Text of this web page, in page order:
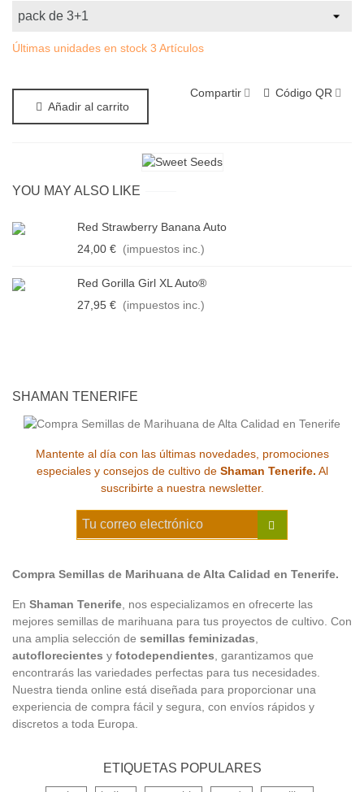
Últimas unidades en stock 3 Artículos
Añadir al carrito
Compartir Código QR
YOU MAY ALSO LIKE
Red Strawberry Banana Auto
24,00 € (impuestos inc.)
Red Gorilla Girl XL Auto®
27,95 € (impuestos inc.)
SHAMAN TENERIFE
Mantente al día con las últimas novedades, promociones
especiales y consejos de cultivo de Shaman Tenerife. Al
suscribirte a nuestra newsletter.
Compra Semillas de Marihuana de Alta Calidad en Tenerife.
En Shaman Tenerife , nos especializamos en ofrecerte las
mejores semillas de marihuana para tus proyectos de cultivo. Con
una amplia selección de semillas feminizadas
autoflorecientes y fotodependientes , garantizamos que
encontrarás las variedades perfectas para tus necesidades.
Nuestra tienda online está diseñada para proporcionar una
experiencia de compra fácil y segura, con envíos rápidos y
discretos a toda Europa.
ETIQUETAS POPULARES